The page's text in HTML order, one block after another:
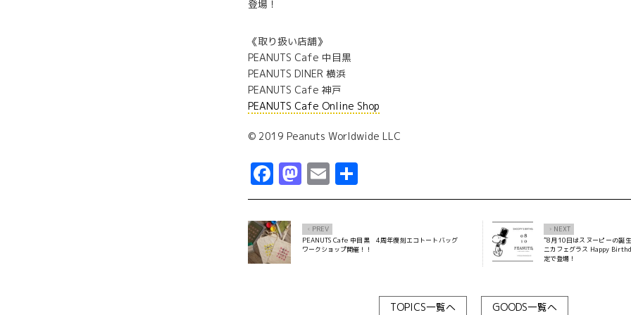
《取り扱い店舗》
PEANUTS Cafe 中目黒
PEANUTS DINER 横浜
PEANUTS Cafe 神戸
PEANUTS Cafe Online Shop
© 2019 Peanuts Worldwide LLC
Facebook
Mastodon
Email
有
Ô PREV
PEANUTS Cafe 中目黒 4周年復刻エコトートバッグ
ワークショップ開催！！
× NEXT
”8月10日はスヌーピーの誕
ニカフェグラス Happy
定で登場！
TOPICS一覧へ GOODS一覧へ